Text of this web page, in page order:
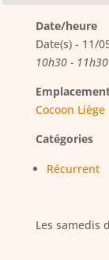
Date/heure
Date(s) - 11/
10h30 - 11h30
Cocoon Liège
Catégories
Récurrent
Les samedis